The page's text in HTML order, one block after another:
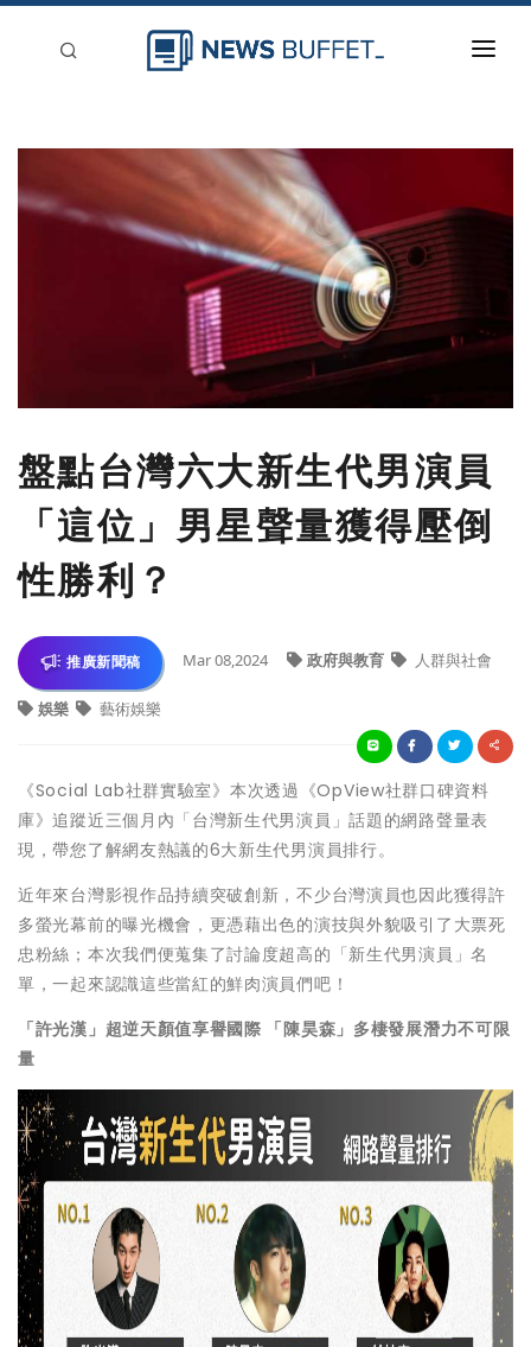
登入
盤點台灣六大新生代男演員
「這位」男星聲量獲得壓倒
性勝利？
推廣新聞稿 Mar 08,2024 政府與教育 人群與社會
娛樂 藝術娛樂
《Social Lab社群實驗室》本次透過《OpView社群口碑資料
庫》追蹤近三個月內「台灣新生代男演員」話題的網路聲量表
現，帶您了解網友熱議的6大新生代男演員排行。
近年來台灣影視作品持續突破創新，不少台灣演員也因此獲得許
多螢光幕前的曝光機會，更憑藉出色的演技與外貌吸引了大票死
忠粉絲；本次我們便蒐集了討論度超高的「新生代男演員」名
單，一起來認識這些當紅的鮮肉演員們吧！
「許光漢」超逆天顏值享譽國際 「陳昊森」多棲發展潛力不可限
量